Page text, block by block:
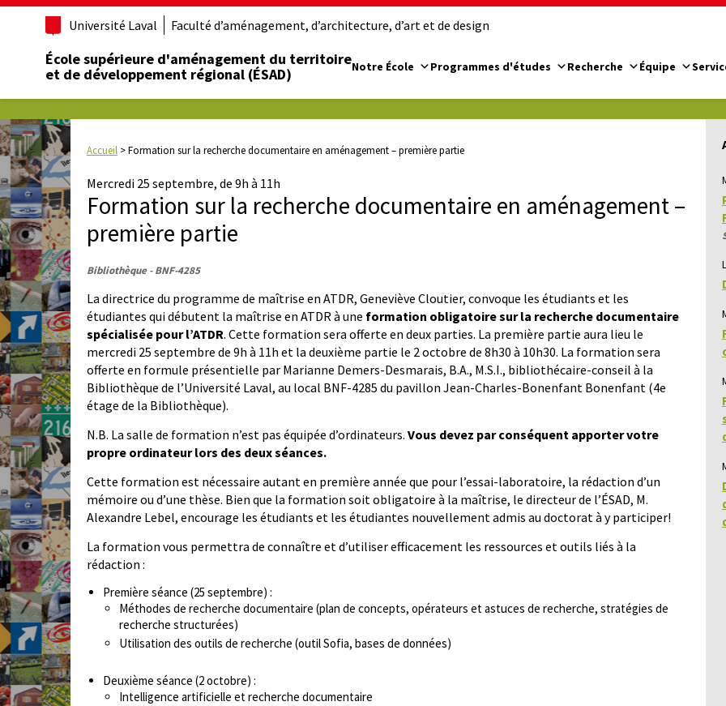
Université Laval Faculté d’aménagement, d’architecture, d’art et de design
École supérieure d'aménagement du territoire
et de développement régional (ÉSAD)
Notre École Programmes d'études Recherche Équipe
Accueil >Formation sur la recherche documentaire en aménagement – première partie
Mercredi 25 septembre, de 9h à 11h
Formation sur la recherche documentaire en aménagement –
première partie
Bibliothèque - BNF-4285
La directrice du programme de maîtrise en ATDR, Geneviève Cloutier, convoque les étudiants et les
étudiantes qui débutent la maîtrise en ATDR à une formation obligatoire sur la recherche documentaire
spécialisée pour l’ATDR. Cette formation sera offerte en deux parties. La première partie aura lieu le
mercredi 25 septembre de 9h à 11h et la deuxième partie le 2 octobre de 8h30 à 10h30. La formation sera
offerte en formule présentielle par Marianne Demers-Desmarais, B.A., M.S.I., bibliothécaire-conseil à la
Bibliothèque de l’Université Laval, au local BNF-4285 du pavillon Jean-Charles-Bonenfant Bonenfant (4e
étage de la Bibliothèque).
N.B. La salle de formation n’est pas équipée d’ordinateurs. Vous devez par conséquent apporter votre
propre ordinateur lors des deux séances.
Cette formation est nécessaire autant en première année que pour l’essai-laboratoire, la rédaction d’un
mémoire ou d’une thèse. Bien que la formation soit obligatoire à la maîtrise, le directeur de l’ÉSAD, M.
Alexandre Lebel, encourage les étudiants et les étudiantes nouvellement admis au doctorat à y participer!
La formation vous permettra de connaître et d’utiliser efficacement les ressources et outils liés à la
rédaction :
Première séance (25 septembre) :
Méthodes de recherche documentaire (plan de concepts, opérateurs et astuces de recherche, stratégies de
recherche structurées)
Utilisation des outils de recherche (outil Sofia, bases de données)
Deuxième séance (2 octobre) :
Intelligence artificielle et recherche documentaire